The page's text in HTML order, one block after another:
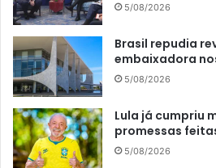
5/08/2026
Brasil repudia
embaixadora
5/08/2026
Lula já cumpriu
promessas
5/08/2026